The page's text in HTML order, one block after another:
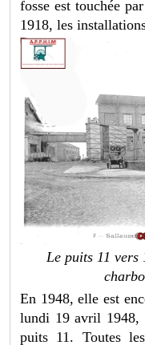
fosse est touchée
1918, les
Le puits 11 vers
En 1948, elle est
lundi 19 avril 1948,
puits 11. Toutes